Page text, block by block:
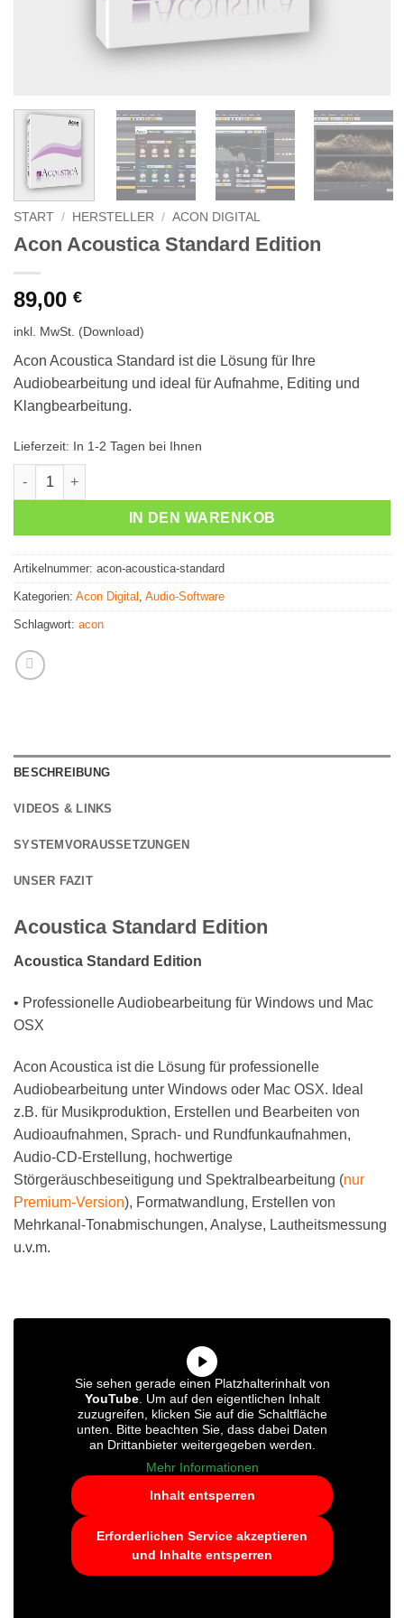
START / HERSTELLER / ACON DIGITAL
Acon Acoustica Standard Edition
89,00 €
inkl. MwSt. (Download)
Acon Acoustica Standard ist die Lösung für Ihre
Audiobearbeitung und ideal für Aufnahme, Editing und
Klangbearbeitung.
Lieferzeit: In 1-2 Tagen bei Ihnen
Acon Acoustica Standard Edition Menge
IN DEN WARENKOB
Artikelnummer: acon-acoustica-standard
Kategorien: Acon Digital Audio-Software
Schlagwort: acon
BESCHREIBUNG
VIDEOS & LINKS
SYSTEMVORAUSSETZUNGEN
UNSER FAZIT
Acoustica Standard Edition
Acoustica Standard Edition
• Professionelle Audiobearbeitung für Windows und Mac
OSX
Acon Acoustica ist die Lösung für professionelle
Audiobearbeitung unter Windows oder Mac OSX. Ideal
z.B. für Musikproduktion, Erstellen und Bearbeiten von
Audioaufnahmen, Sprach- und Rundfunkaufnahmen,
Audio-CD-Erstellung, hochwertige
Störgeräuschbeseitigung und Spektralbearbeitung (nur
Premium-Version), Formatwandlung, Erstellen von
Mehrkanal-Tonabmischungen, Analyse, Lautheitsmessung
u.v.m.
Sie sehen gerade einen Platzhalterinhalt von
YouTube. Um auf den eigentlichen Inhalt
zuzugreifen, klicken Sie auf die Schaltfläche
unten. Bitte beachten Sie, dass dabei Daten
an Drittanbieter weitergegeben werden.
Mehr Informationen
Inhalt entsperren
Erforderlichen Service akzeptieren
und Inhalte entsperren